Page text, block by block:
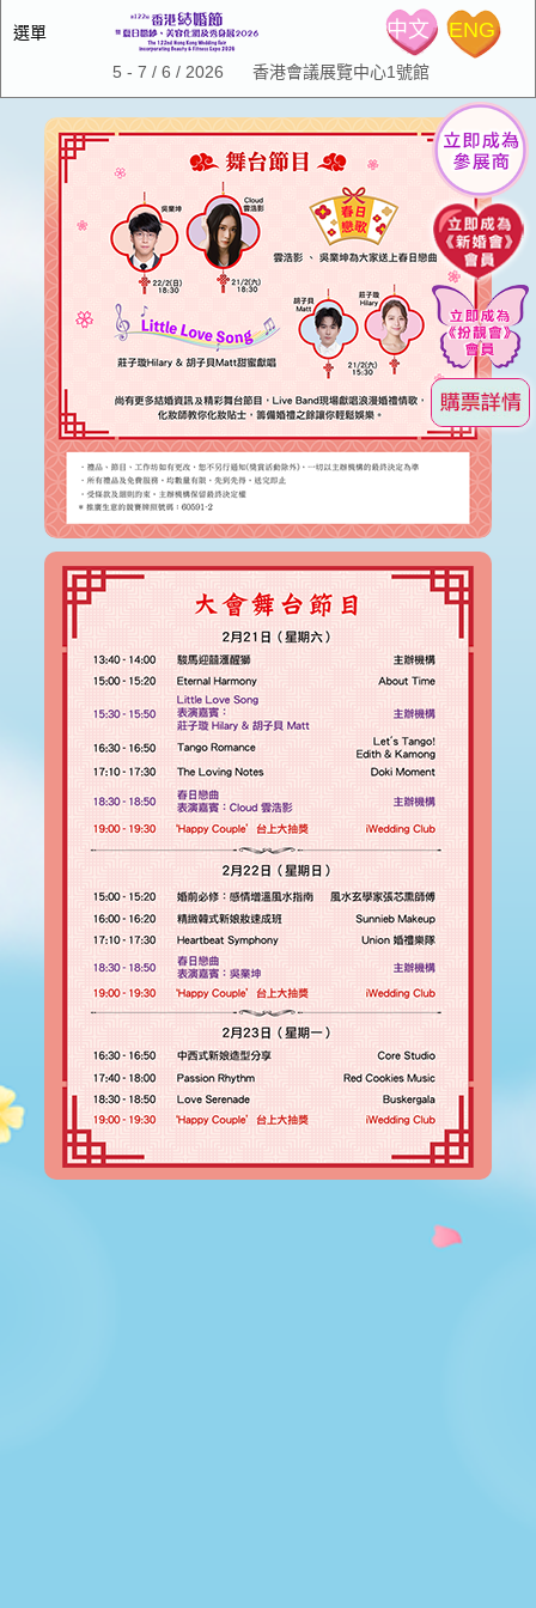
選單
主頁
展會資料
有關展會
場內禮遇
舞台節目
會場平面圖
參展商名錄
嫁囍萬利券
台上及消費大抽獎條款及細則
第122屆展會小冊子
第123屆展會小冊子
第124屆展會小冊子
中小企業市場推廣基金
展會推介
婚展時間表及回顧
婚展時間表
展會回顧
iWeddingClub新婚會
介紹
iWeddingclub.com
新婚會 Facebook
新聞中心
參展商中心
聯絡我們
中文 ENG
5 - 7 / 6 / 2026 香港會議展覽中心1號館